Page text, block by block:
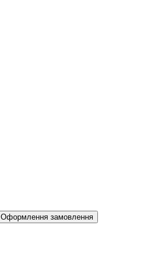
Оформлення замовлення